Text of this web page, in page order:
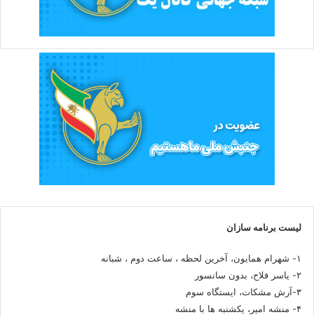
لیست برنامه سازان
۱- شهرام همایون، آخرین لحظه ، ساعت دوم ، شبانه
۲- یاسر فلاح، بدون سانسور
۳-آرش مشکات، ایستگاه سوم
۴- منشه امیر، یکشنبه ها با منشه